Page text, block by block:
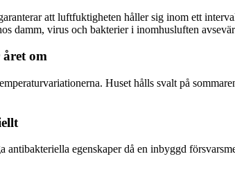
att luftfuktigheten håller sig inom ett
damm, virus och bakterier i inomhusluften
om
Huset hålls svalt på
antibakteriella egenskaper då en inbyggd